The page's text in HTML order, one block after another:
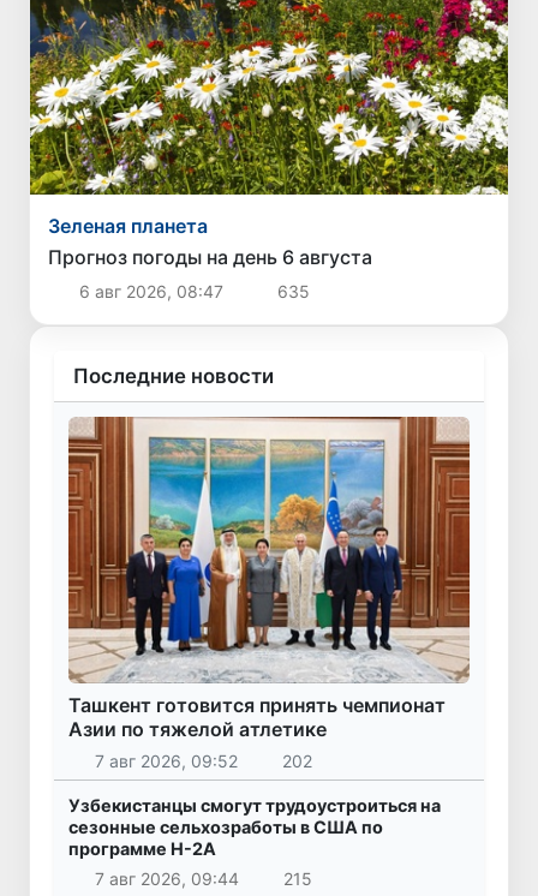
Зеленая планета
Прогноз погоды на день 6 августа
6 авг 2026, 08:47 635
Последние новости
Ташкент готовится принять чемпионат
Азии по тяжелой атлетике
7 авг 2026, 09:52 202
Узбекистанцы смогут трудоустроиться на
сезонные сельхозработы в США по
программе H-2A
7 авг 2026, 09:44
215